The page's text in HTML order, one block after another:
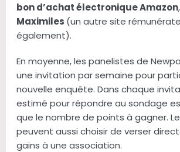
bon d’achat électronique Amazon
Maximiles (un autre site
également).
En moyenne, les panelistes de
une invitation par semaine pour
nouvelle enquête. Dans chaque
estimé pour répondre au sondage
que le nombre de points à gagner.
peuvent aussi choisir de verser
gains à une association.